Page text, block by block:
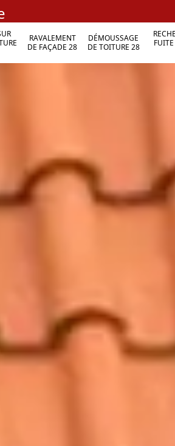
RAVALEMENT
DE FAÇADE 28
DÉMOUSSAGE
DE TOITURE 28